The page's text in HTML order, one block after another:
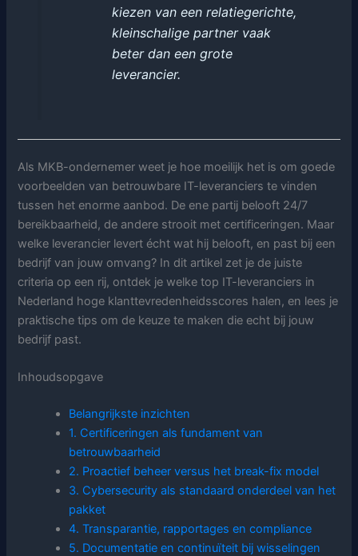
kiezen van een relatiegerichte,
kleinschalige partner vaak
beter dan een grote
leverancier.
Als MKB-ondernemer weet je hoe moeilijk het is om goede
voorbeelden van betrouwbare IT-leveranciers te vinden
tussen het enorme aanbod. De ene partij belooft 24/7
bereikbaarheid, de andere strooit met certificeringen. Maar
welke leverancier levert écht wat hij belooft, en past bij een
bedrijf van jouw omvang? In dit artikel zet je de juiste
criteria op een rij, ontdek je welke top IT-leveranciers in
Nederland hoge klanttevredenheidsscores halen, en lees je
praktische tips om de keuze te maken die echt bij jouw
bedrijf past.
Inhoudsopgave
Belangrijkste inzichten
1. Certificeringen als fundament van
betrouwbaarheid
2. Proactief beheer versus het break-fix model
3. Cybersecurity als standaard onderdeel van het
pakket
4. Transparantie, rapportages en compliance
5. Documentatie en continuïteit bij wisselingen